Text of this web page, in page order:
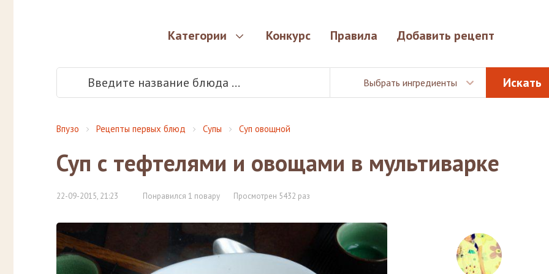
Категории Конкурс Правила Добавить рецепт
Выбрать ингредиенты
Впузо Рецепты первых блюд Супы Суп овощной
Суп с тефтелями и овощами в мультиварке
22-09-2015, 21:23 Понравился 1 повару Просмотрен 5432 раз